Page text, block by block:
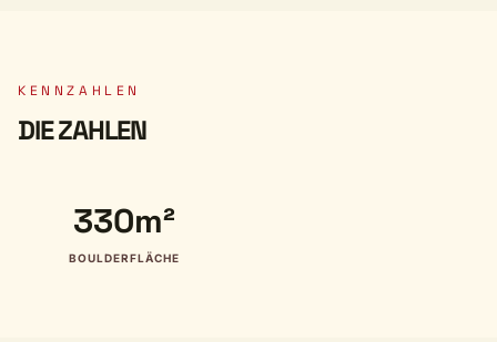
KENNZAHLEN
DIE ZAHLEN
330m²
BOULDERFLÄCHE